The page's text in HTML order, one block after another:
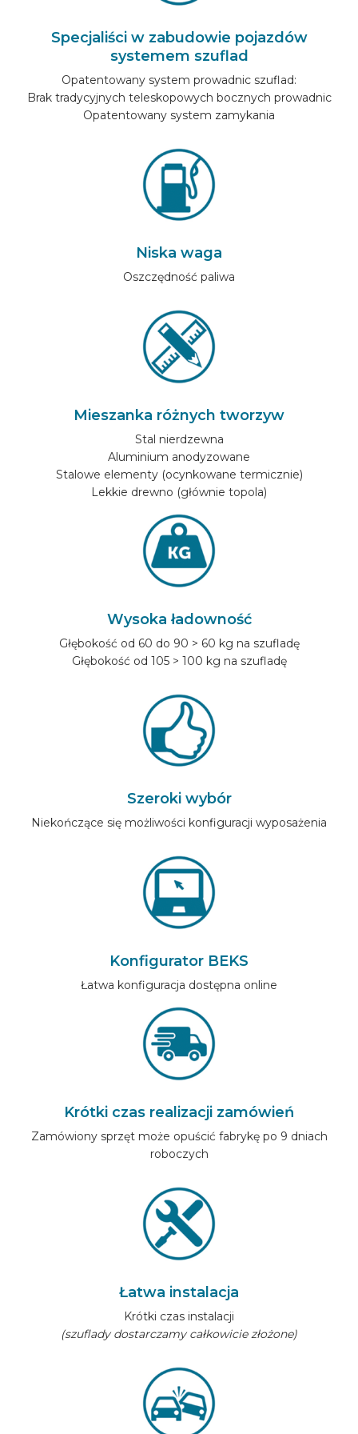
KONTAKT
SKONFIGUROWAĆ ONLINE
Specjaliści w zabudowie pojazdów
systemem szuflad
Opatentowany system prowadnic szuflad:
Brak tradycyjnych teleskopowych bocznych prowadnic
Opatentowany system zamykania
Niska waga
Oszczędność paliwa
Mieszanka różnych tworzyw
Stal nierdzewna
Aluminium anodyzowane
Stalowe elementy (ocynkowane termicznie)
Lekkie drewno (głównie topola)
Wysoka ładowność
Głębokość od 60 do 90 > 60 kg na szufladę
Głębokość od 105 > 100 kg na szufladę
Szeroki wybór
Niekończące się możliwości konfiguracji wyposażenia
Konfigurator BEKS
Łatwa konfiguracja dostępna online
Krótki czas realizacji zamówień
Zamówiony sprzęt może opuścić fabrykę po 9 dniach
roboczych
Łatwa instalacja
Krótki czas instalacji
(szuflady dostarczamy całkowicie złożone)